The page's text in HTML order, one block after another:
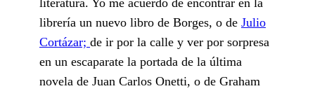
librería un nuevo libro de Borges, o de Julio
Cortázar; de ir por la calle y ver por sorpresa
en un escaparate la portada de la última
novela de Juan Carlos Onetti, o de Graham